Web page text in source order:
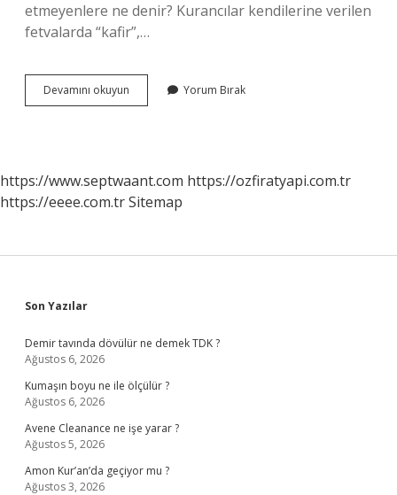
etmeyenlere ne denir? Kurancılar kendilerine verilen
fetvalarda “kafir”,…
Devamını okuyun Mezhepleri
Kabul
Yorum Bırak
https://www.septwaant.com https://ozfiratyapi.com.tr
https://eeee.com.trSitemap
Sidebar
Son Yazılar
Demir tavında dövülür ne demek TDK ?
Ağustos 6, 2026
Kumaşın boyu ne ile ölçülür ?
Ağustos 6, 2026
Avene Cleanance ne işe yarar ?
Ağustos 5, 2026
Amon Kur’an’da geçiyor mu ?
Ağustos 3, 2026